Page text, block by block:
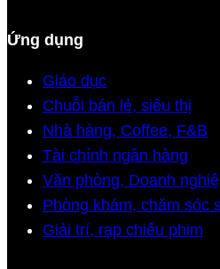
Ứng dụng
Giáo dục
Chuỗi bán lẻ, siêu thị
Nhà hàng, Coffee, F&B
Tài chính ngân hàng
Văn phòng, Doanh
Phòng khám, chăm sóc
Giải trí, rạp chiếu phim